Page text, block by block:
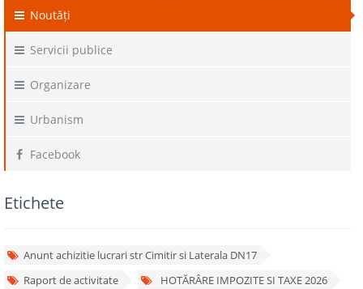
Noutăți
Servicii publice
Organizare
Urbanism
Facebook
Etichete
Anunt achizitie lucrari str Cimitir si Laterala DN17
Raport de activitate
HOTĂRÂRE IMPOZITE SI TAXE 2026